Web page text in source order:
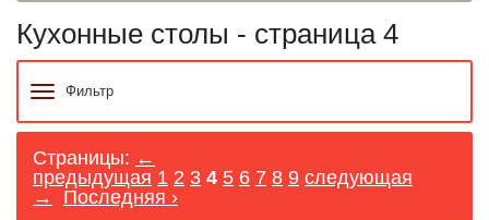
Кухонные столы - страница 4
Фильтр
Страницы: ←
предыдущая 1 2 3 4 5 6 7 8 9 следующая
→
Последняя ›